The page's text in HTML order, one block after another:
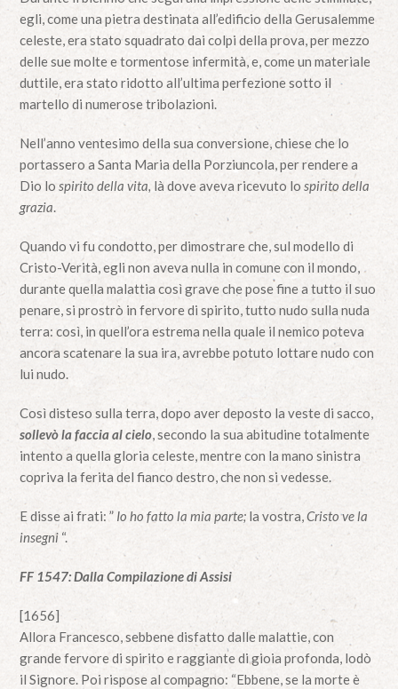
egli, come una pietra destinata all’edificio della Gerusalemme
celeste, era stato squadrato dai colpi della prova, per mezzo
delle sue molte e tormentose infermità, e, come un materiale
duttile, era stato ridotto all’ultima perfezione sotto il
martello di numerose tribolazioni.
Nell’anno ventesimo della sua conversione, chiese che lo
portassero a Santa Maria della Porziuncola, per rendere a
Dio lospirito della vita, là dove aveva ricevuto lo spirito della
grazia.
Quando vi fu condotto, per dimostrare che, sul modello di
Cristo-Verità, egli non aveva nulla in comune con il mondo,
durante quella malattia così grave che pose fine a tutto il suo
penare, si prostrò in fervore di spirito, tutto nudo sulla nuda
terra: così, in quell’ora estrema nella quale il nemico poteva
ancora scatenare la sua ira, avrebbe potuto lottare nudo con
lui nudo.
Così disteso sulla terra, dopo aver deposto la veste di sacco,
sollevò la faccia al cielo, secondo la sua abitudine totalmente
intento a quella gloria celeste, mentre con la mano sinistra
copriva la ferita del fianco destro, che non si vedesse.
E disse ai frati: ” Io ho fatto la mia parte; la vostra,Cristo ve la
insegni “.
FF 1547: Dalla Compilazione di Assisi
[1656]
Allora Francesco, sebbene disfatto dalle malattie, con
grande fervore di spirito e raggiante di gioia profonda, lodò
il Signore. Poi rispose al compagno: “Ebbene, se la morte è